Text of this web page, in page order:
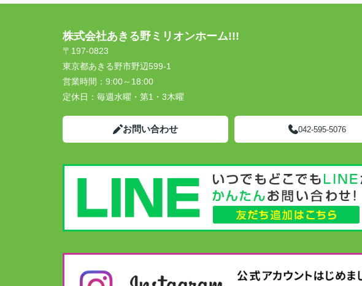
株式会社あきる野ミリオンホーム!!!
〒197-0823
東京都あきる野市野辺599-1
営業時間： 9:00～18:00
定休日： 毎週水曜・第1・3木曜
お問い合わせ 042-595-5076